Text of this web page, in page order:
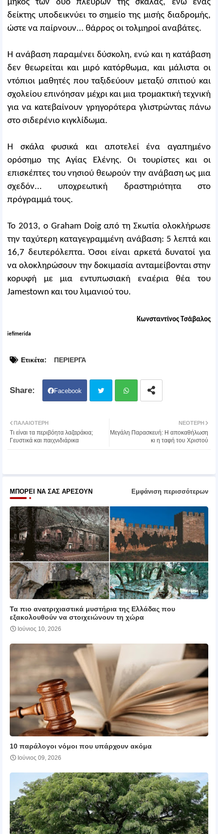
μήκος των δυο πλευρών της σκάλας, ενώ ένας
δείκτης υποδεικνύει το σημείο της μισής διαδρομής,
ώστε να παίρνουν... θάρρος οι τολμηροί αναβάτες.
Η ανάβαση παραμένει δύσκολη, ενώ και η κατάβαση
δεν θεωρείται και μιρό κατόρθωμα, και μάλιστα οι
ντόπιοι μαθητές που ταξιδεύουν μεταξύ σπιτιού και
σχολείου επινόησαν μέχρι και μια τρομακτική τεχνική
για να κατεβαίνουν γρηγορότερα γλιστρώντας πάνω
στο σιδερένιο κιγκλίδωμα.
Η σκάλα φυσικά και αποτελεί ένα αγαπημένο
ορόσημο της Αγίας Ελένης. Οι τουρίστες και οι
επισκέπτες του νησιού θεωρούν την ανάβαση ως μια
σχεδόν... υποχρεωτική δραστηριότητα στο
πρόγραμμά τους.
Το 2013, ο Graham Doig από τη Σκωτία ολοκλήρωσε
την ταχύτερη καταγεγραμμένη ανάβαση: 5 λεπτά και
16,7 δευτερόλεπτα. Όσοι είναι αρκετά δυνατοί για
να ολοκληρώσουν την δοκιμασία ανταμείβονται στην
κορυφή με μια εντυπωσιακή εναέρια θέα του
Jamestown και του λιμανιού του.
Κωνσταντίνος Τσάβαλος
iefimerida
Ετικέτα: ΠΕΡΙΕΡΓΑ
Facebook
atsa
ΝΕΌΤΕΡΗ
Μεγάλη Παρασκευή: Η αποκαθήλωση
κι η ταφή του Χριστού
ΠΑΛΑΙΌΤΕΡΗ
Τι είναι τα περιβόητα λαζαράκια;
Γευστικά και παιχνιδιάρικα
ΜΠΟΡΕΊ ΝΑ ΣΑΣ ΑΡΈΣΟΥΝ Εμφάνιση περισσότερων
Τα πιο ανατριχιαστικά μυστήρια της Ελλάδας που
εξακολουθούν να στοιχειώνουν τη χώρα
Ιούνιος 10, 2026
10 παράλογοι νόμοι που υπάρχουν ακόμα
Ιούνιος 09, 2026